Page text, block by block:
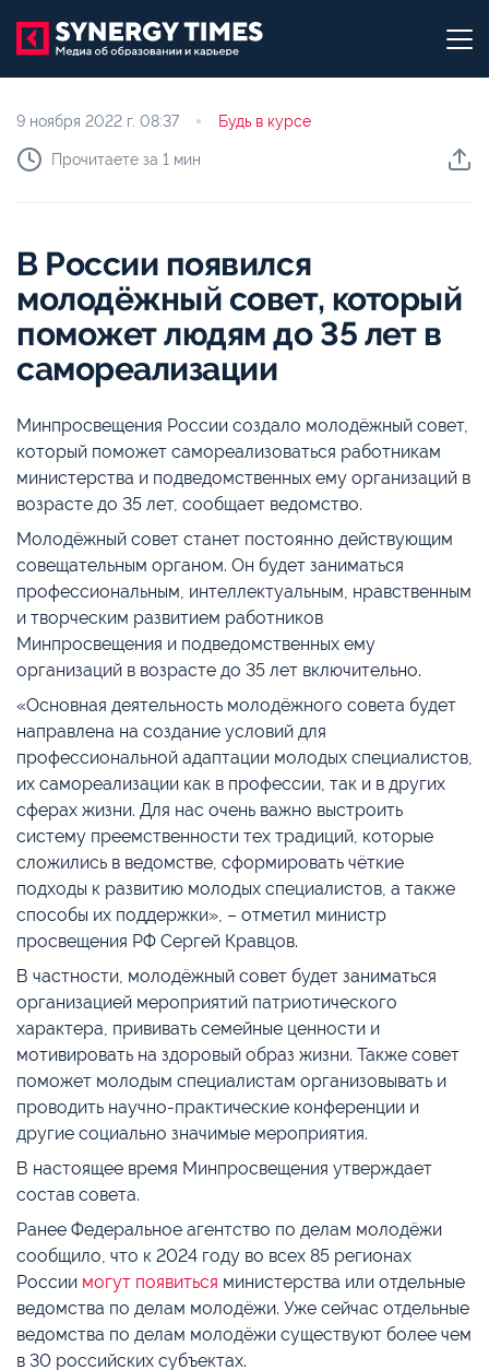
9 ноября 2022 г. 08:37 Будь в курсе
Прочитаете за 1 мин
В России появился
молодёжный совет, который
поможет людям до 35 лет в
самореализации
Минпросвещения России создало молодёжный совет,
который поможет самореализоваться работникам
министерства и подведомственных ему организаций в
возрасте до 35 лет, сообщает ведомство.
Молодёжный совет станет постоянно действующим
совещательным органом. Он будет заниматься
профессиональным, интеллектуальным, нравственным
и творческим развитием работников
Минпросвещения и подведомственных ему
организаций в возрасте до 35 лет включительно.
«Основная деятельность молодёжного совета будет
направлена на создание условий для
профессиональной адаптации молодых специалистов,
их самореализации как в профессии, так и в других
сферах жизни. Для нас очень важно выстроить
систему преемственности тех традиций, которые
сложились в ведомстве, сформировать чёткие
подходы к развитию молодых специалистов, а также
способы их поддержки», – отметил министр
просвещения РФ Сергей Кравцов.
В частности, молодёжный совет будет заниматься
организацией мероприятий патриотического
характера, прививать семейные ценности и
мотивировать на здоровый образ жизни. Также совет
поможет молодым специалистам организовывать и
проводить научно-практические конференции и
другие социально значимые мероприятия.
В настоящее время Минпросвещения утверждает
состав совета.
Ранее Федеральное агентство по делам молодёжи
сообщило, что к 2024 году во всех 85 регионах
России могут появиться министерства или отдельные
ведомства по делам молодёжи. Уже сейчас отдельные
ведомства по делам молодёжи существуют более чем
в 30 российских субъектах.